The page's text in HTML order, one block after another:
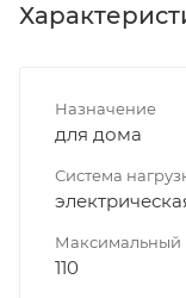
Назначение
для дома
Система
Максимальный
110